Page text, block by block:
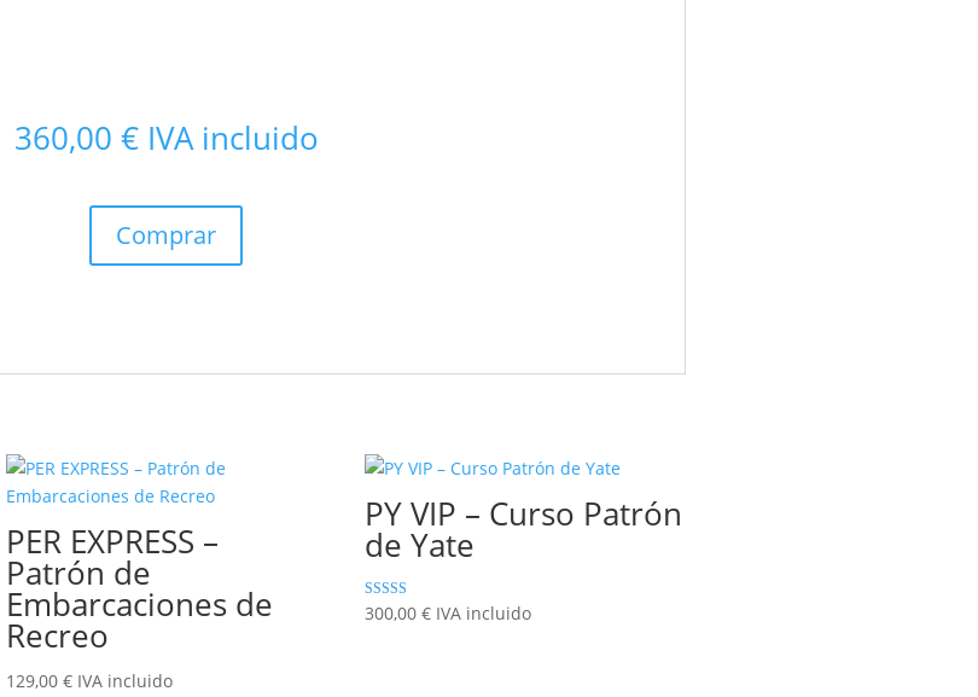
360,00 € IVA incluido
Comprar
PER EXPRESS –
Patrón de
Embarcaciones de
Recreo
129,00€ IVA incluido
PY VIP – Curso Patrón
de Yate
Valorado con
5.00
300,00€ IVA incluido